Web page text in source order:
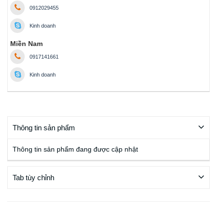
0912029455
Kinh doanh
Miền Nam
0917141661
Kinh doanh
Thông tin sản phẩm
Thông tin sản phẩm đang được cập nhật
Tab tùy chỉnh